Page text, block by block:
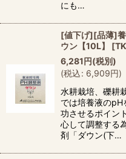
にも…
[値下げ][品薄]養
ウン【10L】
[
6,281円(税別)
(税込: 6,909円)
水耕栽培、礫耕
では培養液のpH
功させるポイン
心して調整する
剤「ダウン(下…